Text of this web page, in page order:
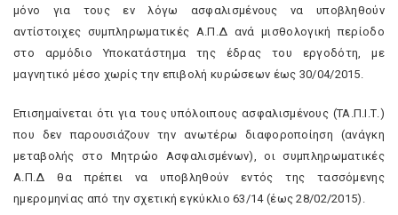
μόνο για τους εν λόγω ασφαλισμένους να υποβληθούν
αντίστοιχες συμπληρωματικές Α.Π.Δ ανά μισθολογική περίοδο
στο αρμόδιο Υποκατάστημα της έδρας του εργοδότη, με
μαγνητικό μέσο χωρίς την επιβολή κυρώσεων έως 30/04/2015.
Επισημαίνεται ότι για τους υπόλοιπους ασφαλισμένους (ΤΑ.Π.Ι.Τ.)
που δεν παρουσιάζουν την ανωτέρω διαφοροποίηση (ανάγκη
μεταβολής στο Μητρώο Ασφαλισμένων), οι συμπληρωματικές
Α.Π.Δ θα πρέπει να υποβληθούν εντός της τασσόμενης
ημερομηνίας από την σχετική εγκύκλιο 63/14 (έως 28/02/2015).